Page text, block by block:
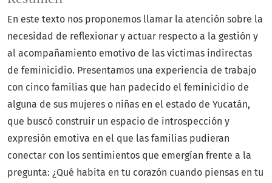
En este texto nos proponemos llamar la atención sobre la
necesidad de reflexionar y actuar respecto a la gestión y
al acompañamiento emotivo de las víctimas indirectas
de feminicidio. Presentamos una experiencia de trabajo
con cinco familias que han padecido el feminicidio de
alguna de sus mujeres o niñas en el estado de Yucatán,
que buscó construir un espacio de introspección y
expresión emotiva en el que las familias pudieran
conectar con los sentimientos que emergían frente a la
pregunta: ¿Qué habita en tu corazón cuando piensas en tu